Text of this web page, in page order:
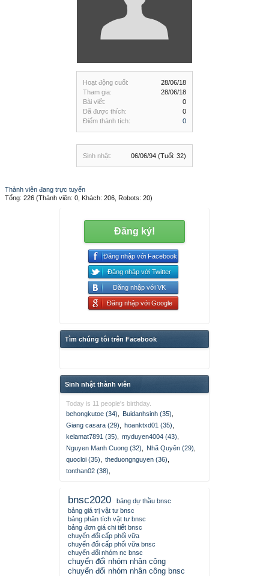
Hoạt động cuối:
28/06/18
Tham gia:
28/06/18
Bài viết:
0
Đã được thích:
0
Điểm thành tích:
0
Sinh nhật: 06/06/94 (Tuổi: 32)
Thành viên đang trực tuyến
Tổng: 226 (Thành viên: 0, Khách: 206, Robots: 20)
Đăng ký!
Đăng nhập với Facebook
Đăng nhập với Twitter
Đăng nhập với VK
Đăng nhập với Google
Tìm chúng tôi trên Facebook
Sinh nhật thành viên
Today is 11 people's birthday.
behongkutoe (34)
Buidanhsinh (35)
Giang casara (29)
hoanktxd01 (35)
kelamat7891 (35)
myduyen4004 (43)
Nguyen Manh Cuong (32)
Nhã Quyên (29)
quocloi (35)
theduongnguyen (36)
tonthan02 (38)
bnsc2020
bảng dự thầu bnsc
bảng giá trị vật tư bnsc
bảng phân tích vật tư bnsc
bảng đơn giá chi tiết bnsc
chuyển đổi cấp phối vữa
chuyển đổi cấp phối vữa bnsc
chuyển đổi nhóm nc bnsc
chuyển đổi nhóm nhân công
chuyển đổi nhóm nhân công bnsc